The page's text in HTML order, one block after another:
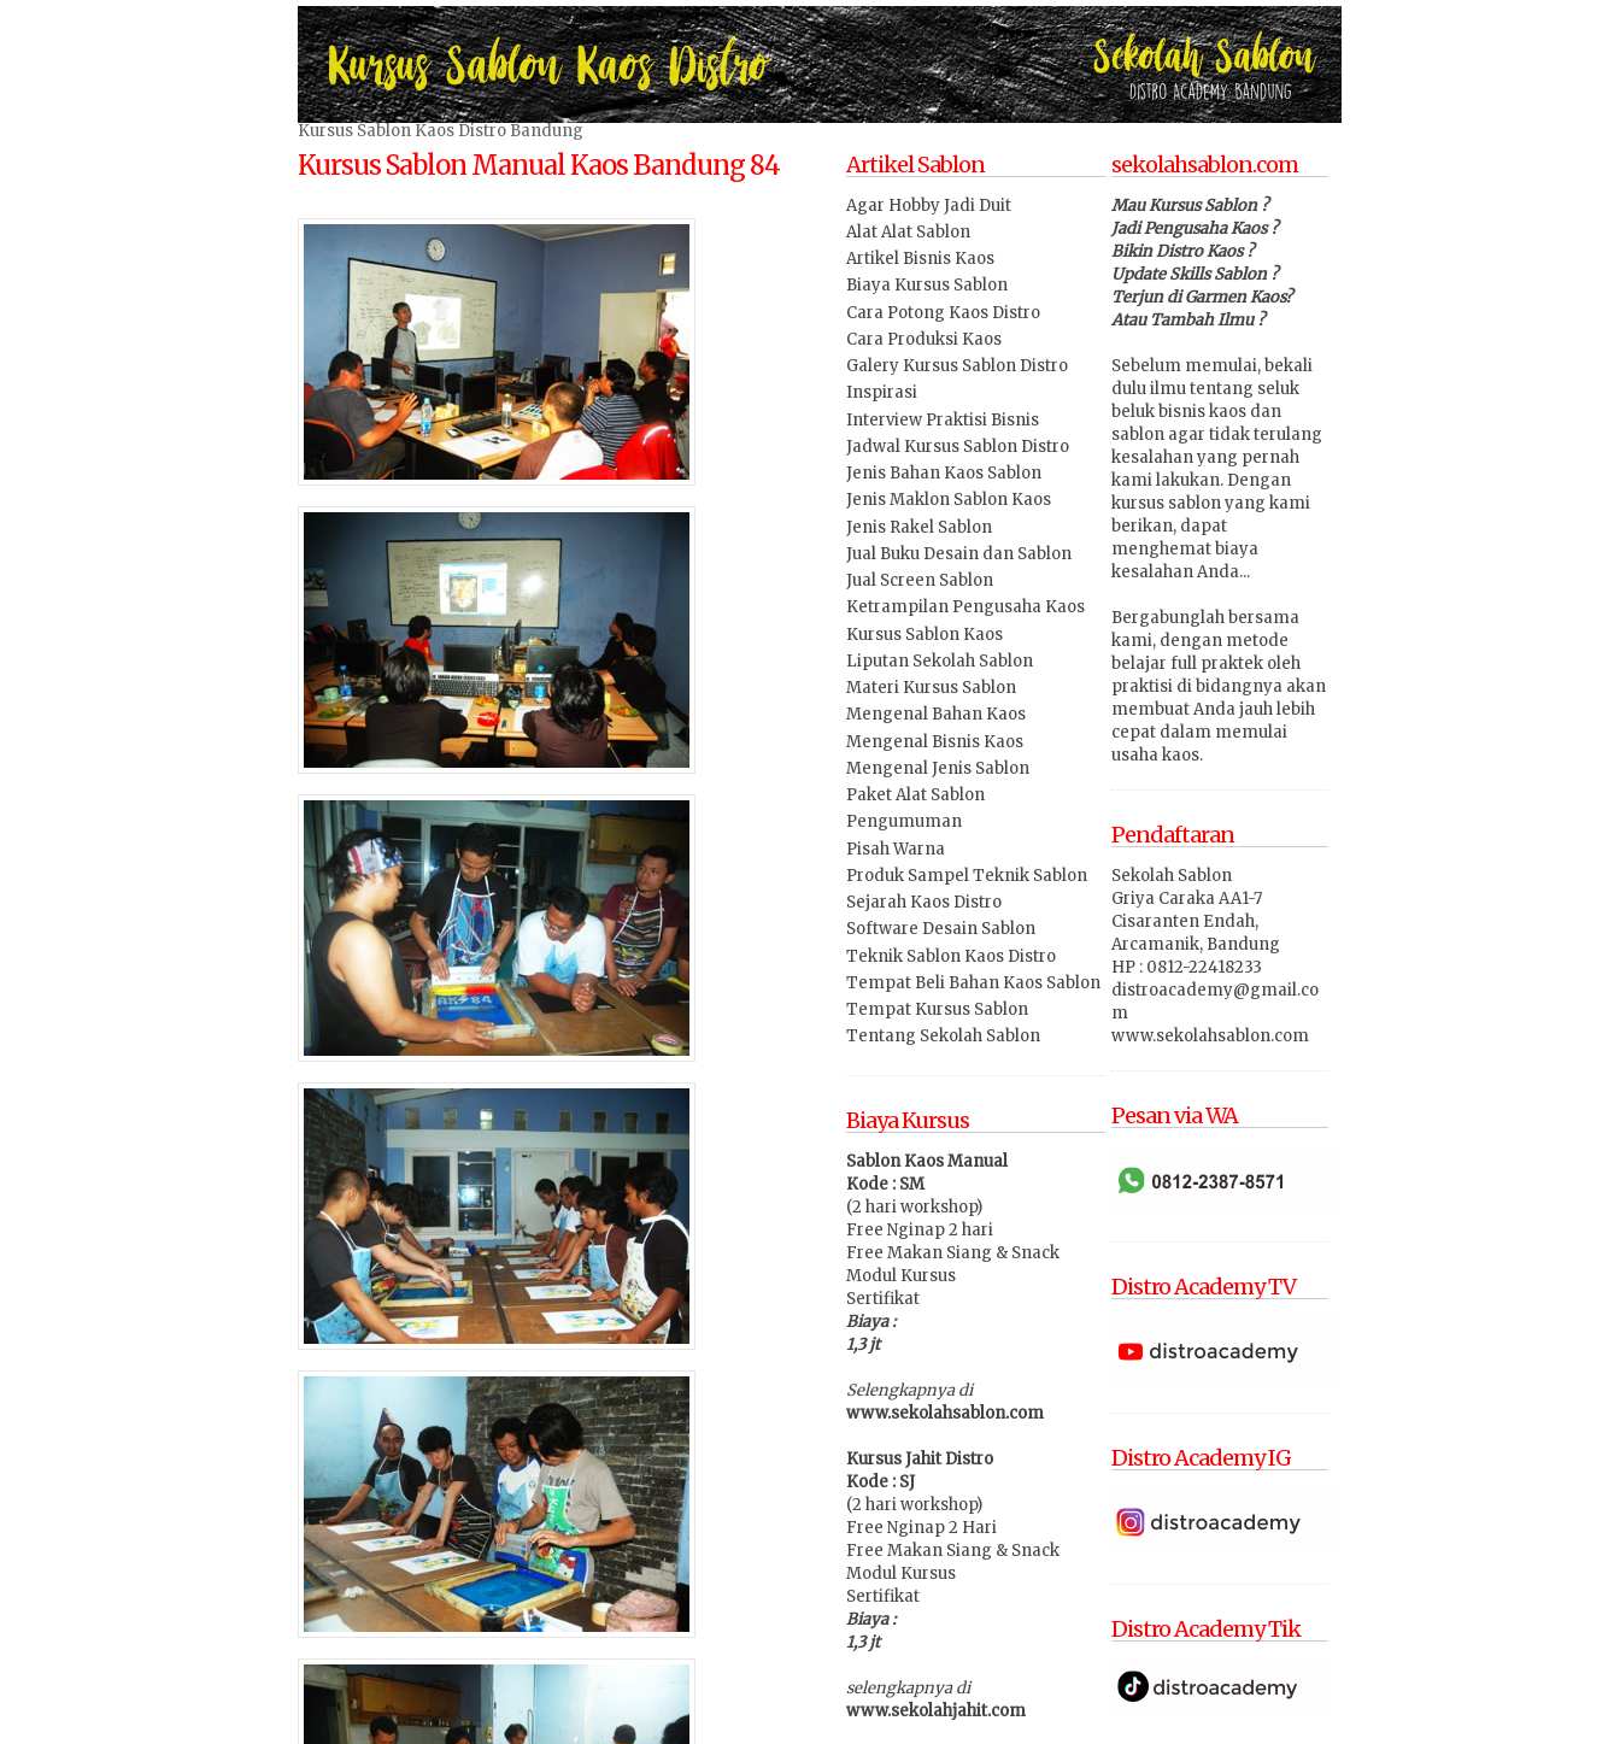
sekolahsablon.com
Mau Kursus Sablon ?
Jadi Pengusaha Kaos ?
Bikin Distro Kaos ?
Update Skills Sablon ?
Terjun di Garmen Kaos?
Atau Tambah Ilmu ?
Sebelum memulai, bekali
dulu ilmu tentang seluk
beluk bisnis kaos dan
sablon agar tidak terulang
kesalahan yang pernah
kami lakukan. Dengan
kursus sablon yang kami
berikan, dapat
menghemat biaya
kesalahan Anda...
Bergabunglah bersama
kami, dengan metode
belajar full praktek oleh
praktisi di bidangnya akan
membuat Anda jauh lebih
cepat dalam memulai
usaha kaos.
Pendaftaran
Sekolah Sablon
Griya Caraka AA1-7
Cisaranten Endah,
Arcamanik, Bandung
HP : 0812-22418233
distroacademy@gmail.co
m
www.sekolahsablon.com
Pesan via WA
Distro Academy TV
Distro Academy IG
Distro Academy Tik
Kursus Sablon Kaos Distro Bandung
Kursus Sablon Manual Kaos Bandung 84 Artikel Sablon
Agar Hobby Jadi Duit
Alat Alat Sablon
Artikel Bisnis Kaos
Biaya Kursus Sablon
Cara Potong Kaos Distro
Cara Produksi Kaos
Galery Kursus Sablon Distro
Inspirasi
Interview Praktisi Bisnis
Jadwal Kursus Sablon Distro
Jenis Bahan Kaos Sablon
Jenis Maklon Sablon Kaos
Jenis Rakel Sablon
Jual Buku Desain dan Sablon
Jual Screen Sablon
Ketrampilan Pengusaha Kaos
Kursus Sablon Kaos
Liputan Sekolah Sablon
Materi Kursus Sablon
Mengenal Bahan Kaos
Mengenal Bisnis Kaos
Mengenal Jenis Sablon
Paket Alat Sablon
Pengumuman
Pisah Warna
Produk Sampel Teknik Sablon
Sejarah Kaos Distro
Software Desain Sablon
Teknik Sablon Kaos Distro
Tempat Beli Bahan Kaos Sablon
Tempat Kursus Sablon
Tentang Sekolah Sablon
Biaya Kursus
Sablon Kaos Manual
Kode : SM
(2 hari workshop)
Free Nginap 2 hari
Free Makan Siang & Snack
Modul Kursus
Sertifikat
Biaya :
1,3 jt
Selengkapnya di
www.sekolahsablon.com
Kursus Jahit Distro
Kode : SJ
(2 hari workshop)
Free Nginap 2 Hari
Free Makan Siang & Snack
Modul Kursus
Sertifikat
Biaya :
1,3 jt
selengkapnya di
www.sekolahjahit.com